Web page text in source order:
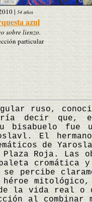
| 54 años
azul
sobre lienzo.
particular
ruso, conocido
decir
bisabuelo
El
de
Plaza Roja.
cromática
se percibe
héroe
la vida real o
al combinar